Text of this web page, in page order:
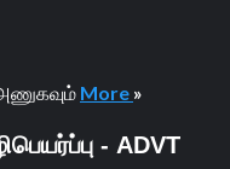
More »
- ADVT